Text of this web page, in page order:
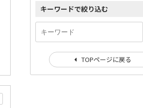
キーワードで絞り込む
TOPページに戻る